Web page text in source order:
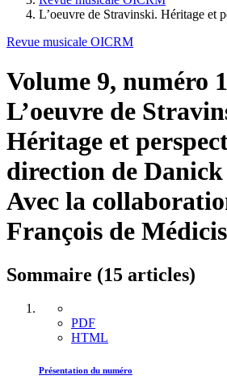
L’oeuvre de Stravinski. Héritage et
Revue musicale OICRM
Volume 9, numéro
L’oeuvre de
Héritage et
direction de
Avec la
François de Médicis
Sommaire (15 articles)
PDF
HTML
Présentation du numéro